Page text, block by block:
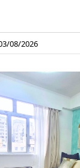
08/2026